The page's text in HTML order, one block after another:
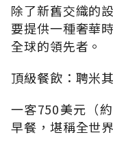
除了新舊交織的
要提供一種奢華
全球的領先者。
頂級餐飲：聘米
一客750美元（
早餐，堪稱全世